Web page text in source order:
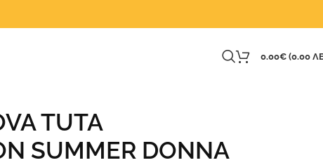
0.00€ (0.00
TUTA
SUMMER DONNA